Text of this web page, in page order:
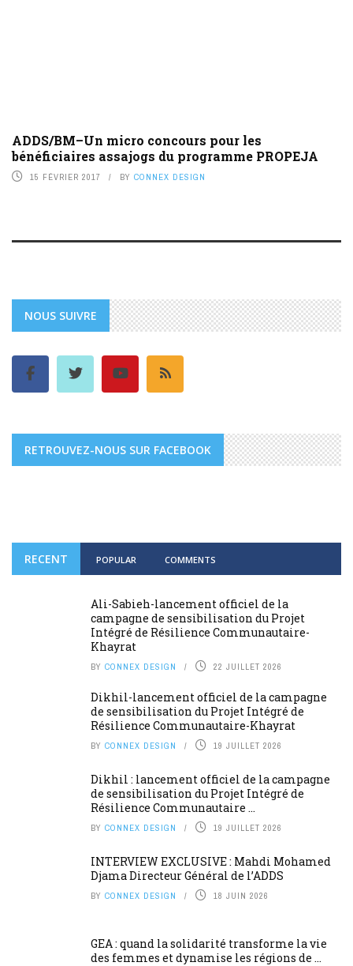
ADDS/BM–Un micro concours pour les
bénéficiaires assajogs du programme PROPEJA
15 FÉVRIER 2017 BY CONNEX DESIGN
NOUS SUIVRE
RETROUVEZ-NOUS SUR FACEBOOK
RECENT POPULAR COMMENTS
Ali-Sabieh-lancement officiel de la
campagne de sensibilisation du Projet
Intégré de Résilience Communautaire-
Khayrat
BY CONNEX DESIGN 22 JUILLET 2026
Dikhil-lancement officiel de la campagne
de sensibilisation du Projet Intégré de
Résilience Communautaire-Khayrat
BY CONNEX DESIGN 19 JUILLET 2026
Dikhil : lancement officiel de la campagne
de sensibilisation du Projet Intégré de
Résilience Communautaire ...
BY CONNEX DESIGN 19 JUILLET 2026
INTERVIEW EXCLUSIVE : Mahdi Mohamed
Djama Directeur Général de l’ADDS
BY CONNEX DESIGN 18 JUIN 2026
GEA : quand la solidarité transforme la vie
des femmes et dynamise les régions de ...